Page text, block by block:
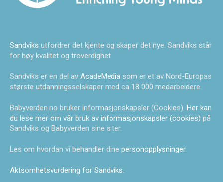
Sandviks utfordrer det kjente og skaper det nye. Sandviks står
for høy kvalitet og troverdighet.
Sandviks er en del av AcadeMedia som er et av Nord-Europas
største utdanningsselskaper med ca 18 000 medarbeidere.
Babyverden.no bruker informasjonskapsler (Cookies). Her kan
du lese mer om vår bruk av informasjonskapsler (cookies) på
Sandviks og Babyverden sine siter.
Les om hvordan vi behandler dine personopplysninger.
Aktsomhetsvurdering for Sandviks.